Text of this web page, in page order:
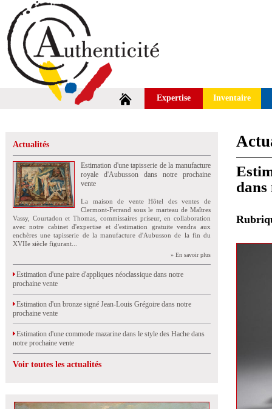
Expertise Inventaire
Actualités
Estimation d'une tapisserie de la manufacture
royale d'Aubusson dans notre prochaine
vente
La maison de vente Hôtel des ventes de
Clermont-Ferrand sous le marteau de Maîtres
Vassy, Courtadon et Thomas, commissaires priseur, en collaboration
avec notre cabinet d'expertise et d'estimation gratuite vendra aux
enchères une tapisserie de la manufacture d'Aubusson de la fin du
XVIIe siècle figurant...
» En savoir plus
Estimation d'une paire d'appliques néoclassique dans notre
prochaine vente
Estimation d'un bronze signé Jean-Louis Grégoire dans notre
prochaine vente
Estimation d'une commode mazarine dans le style des Hache dans
notre prochaine vente
Voir toutes les actualités